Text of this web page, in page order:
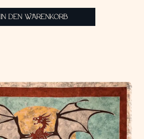
IN DEN WARENKORB